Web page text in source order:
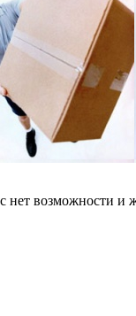
возможности и